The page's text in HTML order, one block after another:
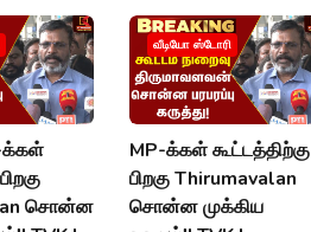
க்கள்
சொன்ன
வீடியோ ஸ்டோரி
MP-க்கள் கூட்டத்திற்கு
பிறகு Thirumavalan
சொன்ன முக்கிய